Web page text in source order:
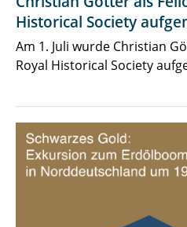
Historical Society
Am 1. Juli wurde Christian
Royal Historical Society